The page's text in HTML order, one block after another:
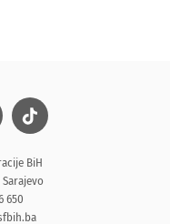
BiH
Sarajevo
650